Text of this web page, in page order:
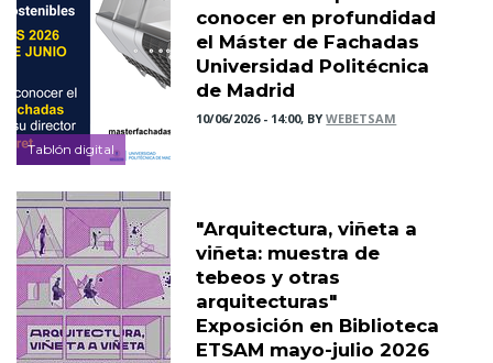
Tablón digital
conocer en profundidad
el Máster de Fachadas
Universidad Politécnica
de Madrid
10/06/2026 - 14:00, BYWEBETSAM
"Arquitectura, viñeta a
viñeta: muestra de
tebeos y otras
arquitecturas"
Exposición en Biblioteca
ETSAM mayo-julio 2026